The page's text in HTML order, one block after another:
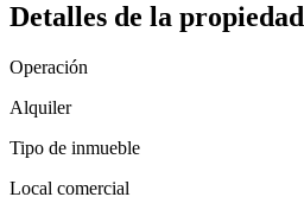
Detalles de la propiedad
Operación
Alquiler
Tipo de inmueble
Local comercial